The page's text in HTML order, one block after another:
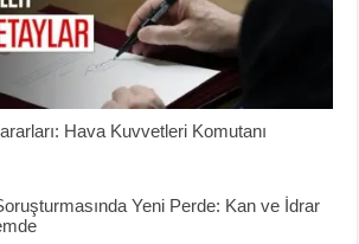
Hava Kuvvetleri Komutanı
Yeni Perde: Kan ve İdrar